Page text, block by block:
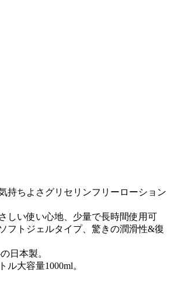
持ちよさグリセリンフリーローション
しい使い心地、少量で長時間使用可
フトジェルタイプ、驚きの潤滑性&復
日本製。
ル大容量1000ml。